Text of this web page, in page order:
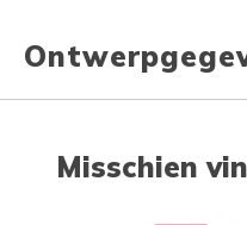
Misschien